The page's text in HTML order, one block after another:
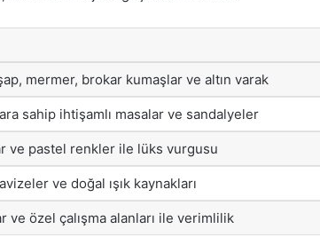
mermer, brokar kumaşlar ve altın varak
sahip ihtişamlı masalar ve sandalyeler
ve pastel renkler ile lüks vurgusu
ve doğal ışık kaynakları
ve özel çalışma alanları ile verimlilik